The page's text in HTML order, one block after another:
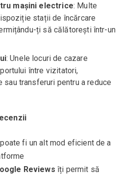
mașini electrice: Multe
stații de încărcare
ți să călătorești într-un
: Unele locuri de cazare
între vizitatori,
sau transferuri pentru a reduce
fi un alt mod eficient de a
Reviews îți permit să